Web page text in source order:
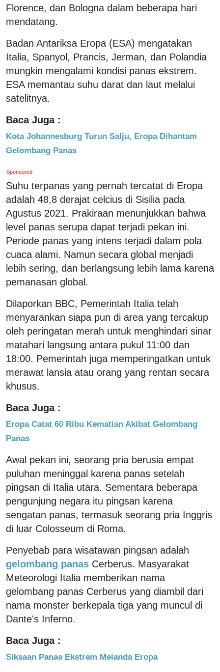
Florence, dan Bologna dalam beberapa hari
mendatang.
Badan Antariksa Eropa (ESA) mengatakan
Italia, Spanyol, Prancis, Jerman, dan Polandia
mungkin mengalami kondisi panas ekstrem.
ESA memantau suhu darat dan laut melalui
satelitnya.
Baca Juga :
Kota Johannesburg Turun Salju, Eropa Dihantam
Gelombang Panas
Sponsored
Suhu terpanas yang pernah tercatat di Eropa
adalah 48,8 derajat celcius di Sisilia pada
Agustus 2021. Prakiraan menunjukkan bahwa
level panas serupa dapat terjadi pekan ini.
Periode panas yang intens terjadi dalam pola
cuaca alami. Namun secara global menjadi
lebih sering, dan berlangsung lebih lama karena
pemanasan global.
Dilaporkan BBC, Pemerintah Italia telah
menyarankan siapa pun di area yang tercakup
oleh peringatan merah untuk menghindari sinar
matahari langsung antara pukul 11:00 dan
18:00. Pemerintah juga memperingatkan untuk
merawat lansia atau orang yang rentan secara
khusus.
Baca Juga :
Eropa Catat 60 Ribu Kematian Akibat Gelombang
Panas
Awal pekan ini, seorang pria berusia empat
puluhan meninggal karena panas setelah
pingsan di Italia utara. Sementara beberapa
pengunjung negara itu pingsan karena
sengatan panas, termasuk seorang pria Inggris
di luar Colosseum di Roma.
Penyebab para wisatawan pingsan adalah
gelombang panas Cerberus. Masyarakat
Meteorologi Italia memberikan nama
gelombang panas Cerberus yang diambil dari
nama monster berkepala tiga yang muncul di
Dante's Inferno.
Baca Juga :
Siksaan Panas Ekstrem Melanda Eropa